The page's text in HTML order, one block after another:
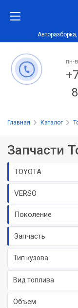
пн-
Главная Каталог
Запчасти
TOYOTA
VERSO
Поколение
Запчасть
Тип кузова
Вид топлива
Объем